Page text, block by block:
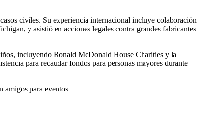
civiles. Su experiencia internacional incluye colaboración
y asistió en acciones legales contra grandes fabricantes
incluyendo Ronald McDonald House Charities y la
para recaudar fondos para personas mayores durante
amigos para eventos.